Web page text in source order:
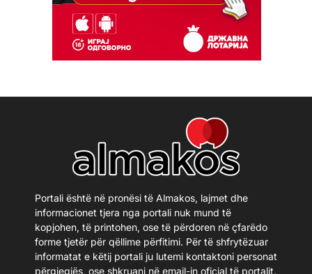
Portali është në pronësi të Almakos, lajmet dhe
informacionet tjera nga portali nuk mund të
kopjohen, të printohen, ose të përdoren në çfarëdo
forme tjetër për qëllime përfitimi. Për të shfrytëzuar
informatat e këtij portali ju lutemi kontaktoni personat
përgjegjës, ose shkruani në email-in oficial të portalit.